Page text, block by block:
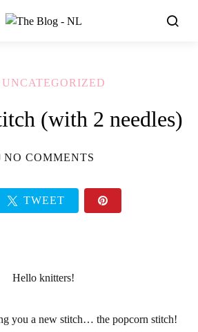
UNCATEGORIZED
(with 2 needles)
NO COMMENTS
TWEET
Hello knitters!
you a new stitch… the popcorn stitch!